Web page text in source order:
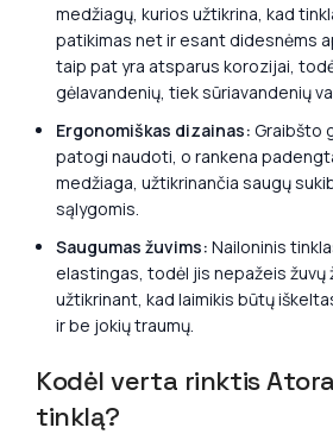
medžiagų, kurios užtikrina, kad
patikimas net ir esant didesnėms
taip pat yra atsparus korozijai,
gėlavandenių, tiek sūriavandenių
Ergonomiškas dizainas: Graibšto
patogi naudoti, o rankena
medžiaga, užtikrinančia saugų
sąlygomis.
Saugumas žuvims: Nailoninis
elastingas, todėl jis nepažeis žuvų
užtikrinant, kad laimikis būtų
ir be jokių traumų.
Kodėl verta rinktis
tinklą?